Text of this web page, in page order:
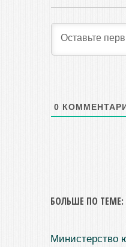
0
БОЛЬШЕ ПО ТЕМЕ:
Министерство